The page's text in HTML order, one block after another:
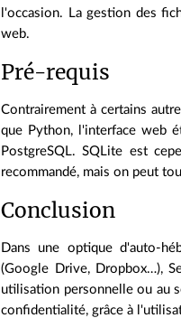
l'occasion. La gestion des
web.
Pré-requis
Contrairement à certains
que Python, l'interface web
PostgreSQL. SQLite est
recommandé, mais on peut
Conclusion
Dans une optique d'auto-
(Google Drive, Dropbox…),
utilisation personnelle ou au
confidentialité, grâce à